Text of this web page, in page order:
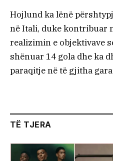
Hojlund ka lënë
në Itali, duke kontribuar
realizimin e objektivave
shënuar 14 gola dhe ka
paraqitje në të gjitha
TË TJERA